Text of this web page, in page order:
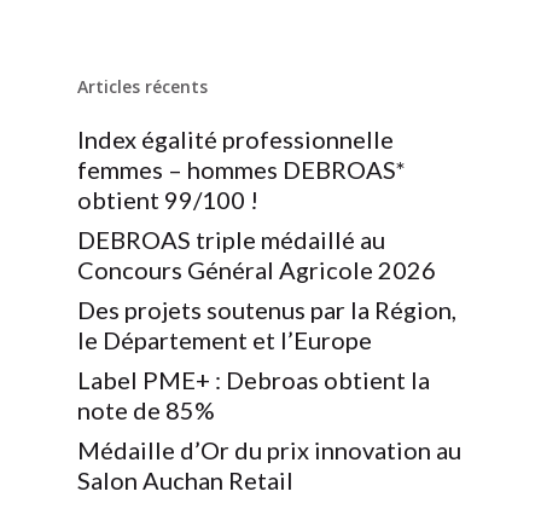
Articles récents
Index égalité professionnelle
femmes – hommes DEBROAS*
obtient 99/100 !
DEBROAS triple médaillé au
Concours Général Agricole 2026
Des projets soutenus par la Région,
le Département et l’Europe
Label PME+ : Debroas obtient la
note de 85%
Médaille d’Or du prix innovation au
Salon Auchan Retail